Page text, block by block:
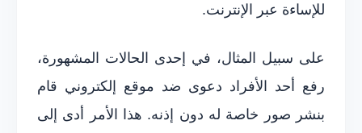
للإساءة عبر الإنترنت.
على سبيل المثال، في إحدى الحالات المشهورة،
رفع أحد الأفراد دعوى ضد موقع إلكتروني قام
بنشر صور خاصة له دون إذنه. هذا الأمر أدى إلى